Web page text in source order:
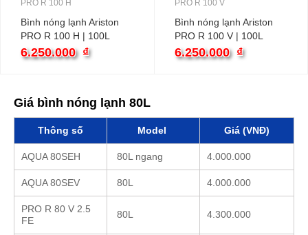
PRO R 100 H
Bình nóng lạnh Ariston
PRO R 100 H | 100L
ngang
6.250.000 ₫
PRO R 100 V
Bình nóng lạnh Ariston
PRO R 100 V | 100L
6.250.000 ₫
Giá bình nóng lạnh 80L
Thông số Model Giá (VNĐ)
AQUA 80SEH 80L ngang 4.000.000
AQUA 80SEV 80L 4.000.000
PRO R 80 V 2.5
FE
80L 4.300.000